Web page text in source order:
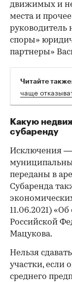
движимых и
места и
руководитель
споры»
партнеры»
Читайте
чаще
Какую
субаренду
Исключения —
переданы в
Субаренда
11.06.2021)
Российской
Мацукова.
Нельзя
участки, если
среднего